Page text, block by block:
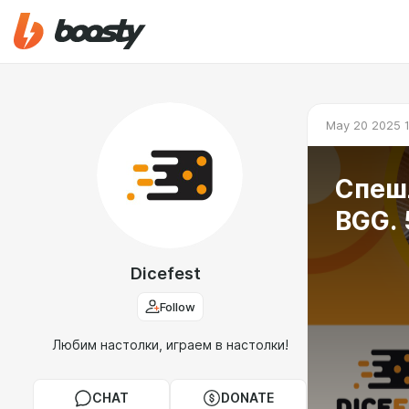
Dicefest
Follow
Любим настолки, играем в настолки!
CHAT DONATE
May 20 2025